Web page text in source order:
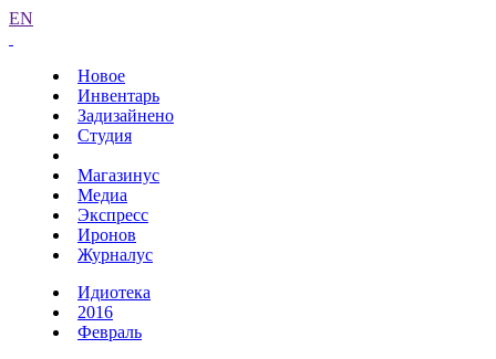
EN
Новое
Инвентарь
Задизайнено
Студия
Магазинус
Медиа
Экспресс
Иронов
Журналус
Идиотека
2016
Февраль